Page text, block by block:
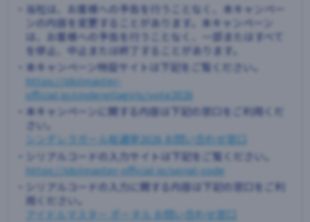
・当社は、お客様への予告を行うことなく、本キャンペー
ンの内容を変更することがあります。本キャンペーン
は、お客様への予告を行うことなく、一部またはすべて
を停止、中止または終了することがあります。
・本キャンペーン特設サイトは下記をご覧ください。
https://idolmaster-
official.jp/cinderellagirls/vote2026
・本キャンペーンに関する内容は下記の窓口をご利用くだ
さい。
シンデレラガール総選挙2026 お問い合わせ窓口
・シリアルコードの入力サイトは下記をご覧ください。
https://idolmaster-official.jp/serial-code
・シリアルコードの入力に関する内容は下記の窓口をご利
用ください。
アイドルマスター ポータル お問い合わせ窓口